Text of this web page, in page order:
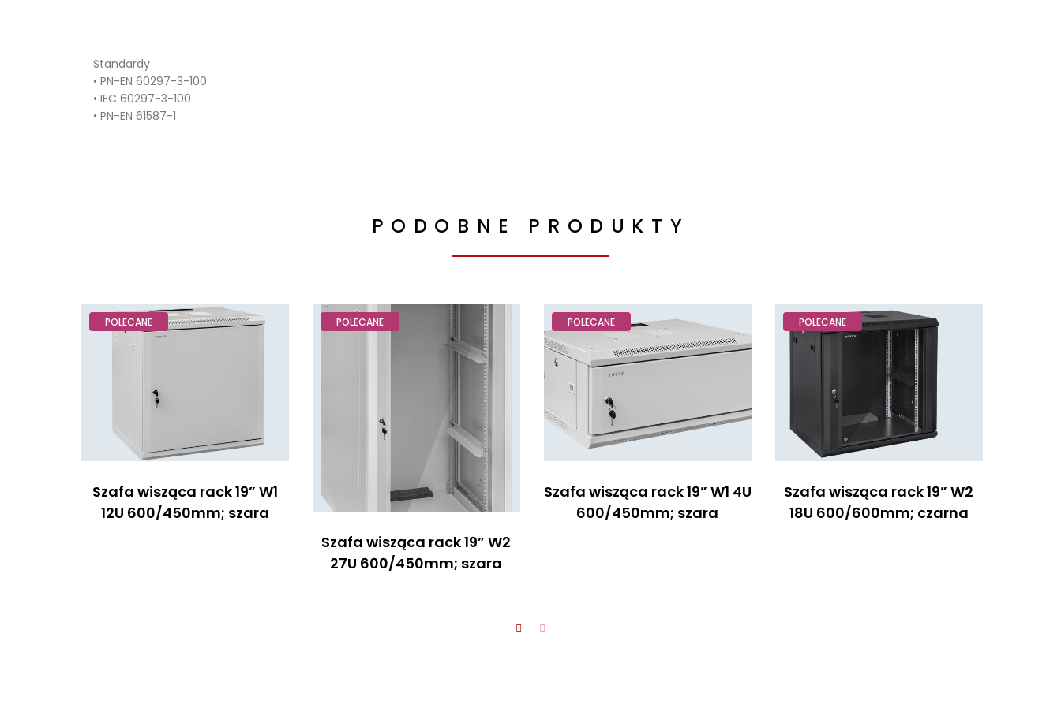
Standardy
• PN-EN 60297-3-100
• IEC 60297-3-100
• PN-EN 61587-1
PODOBNE PRODUKTY
POLECANE
Szafa wisząca rack 19” W1
12U 600/450mm; szara
POLECANE
Szafa wisząca rack 19” W2
27U 600/450mm; szara
POLECANE
Szafa wisząca rack 19” W1 4U
600/450mm; szara
POLECANE
Szafa wisząca rack 19” W2
18U 600/600mm; czarna